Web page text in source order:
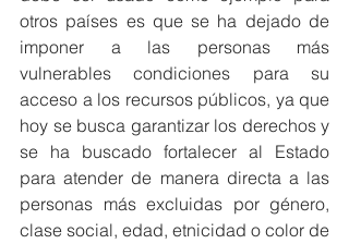
otros países es que se ha dejado de
imponer a las personas más
vulnerables condiciones para su
acceso a los recursos públicos, ya que
hoy se busca garantizar los derechos y
se ha buscado fortalecer al Estado
para atender de manera directa a las
personas más excluidas por género,
clase social, edad, etnicidad o color de